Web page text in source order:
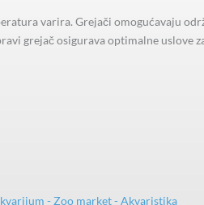
varira. Grejači omogućavaju
grejač osigurava optimalne uslove